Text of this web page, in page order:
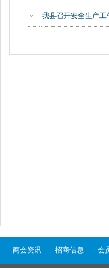
我县召开安全生产工
商会资讯 招商信息 会